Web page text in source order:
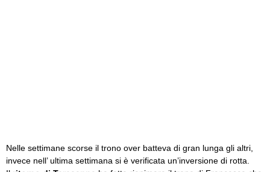
Nelle settimane scorse il trono over batteva di gran lunga gli altri,
invece nell’ ultima settimana si è verificata un’inversione di rotta.